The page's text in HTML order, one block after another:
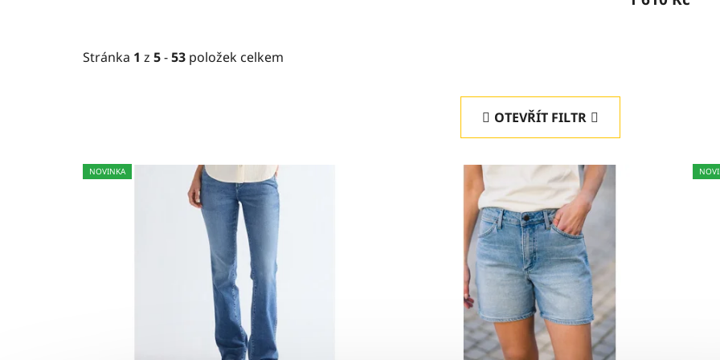
Stránka 1 z 5-53 položek celkem
OTEVŘÍT FILTR
V
ý
NOVINKA